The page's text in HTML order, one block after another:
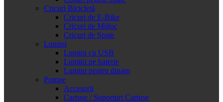
Cricuri Bicicletă
Cricuri de E-Bike
Cricuri de Mijloc
Cricuri de Spate
Lumini
Lumini cu USB
Lumini pe baterie
Lumini pentru dinam
Pompe
Accesorii
Cartușe / Suporturi Cartușe